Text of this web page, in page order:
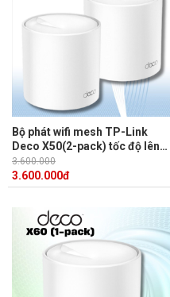
Bộ phát wifi mesh TP-Link
Deco X50(2-pack) tốc độ lên
đến 3.0 Gbps, phủ sóng liền
mạch, 3 cổng Gigabit
3.600.000
3.600.000đ